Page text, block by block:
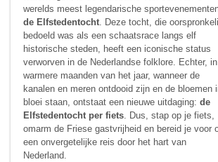
werelds meest legendarische
de Elfstedentocht. Deze tocht, die
bedoeld was als een schaatsrace langs elf
historische steden, heeft een iconische status
verworven in de Nederlandse folklore. Echter,
warmere maanden van het jaar, wanneer de
kanalen en meren ontdooid zijn en de bloemen
bloei staan, ontstaat een nieuwe uitdaging:de
Elfstedentocht per fiets. Dus, stap op je fiets,
omarm de Friese gastvrijheid en bereid je voor
een onvergetelijke reis door het hart van
Nederland.